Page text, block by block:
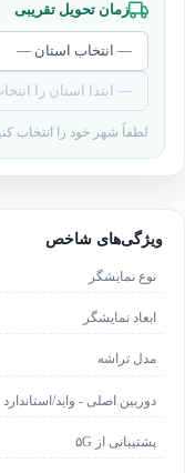
ویژگی‌های شاخص
نوع نمایشگر
ابعاد نمایشگر
مدل تراشه
دوربین اصلی - واید/استاندارد
پشتیبانی از ۵G
زمان تحویل تقریبی
لطفاً شهر خود را انتخاب